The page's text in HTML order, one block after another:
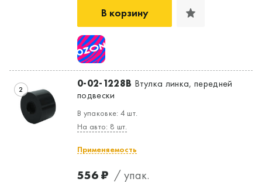
В корзину
2 0-02-1228B Втулка линка, передней
подвески
В упаковке: 4 шт.
На авто: 8 шт.
Применяемость
556 ₽ / упак.